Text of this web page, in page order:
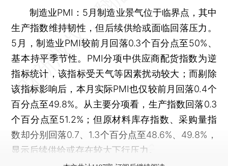
制造业PMI：5月制造业景气位于临界点，其中
生产指数维持韧性，但后续供给或面临回落压力。
5月，制造业PMI较前月回落0.3个百分点至50%、
基本持平季节性。PMI分项中供应商配货指数为逆
指标统计，该指标受天气等因素扰动较大；而剔除
该指标影响后，本月实际PMI也仅较前月回落0.4个
百分点至49.8%。从主要分项看，生产指数回落0.3
个百分点至51.2%；但原材料库存指数、采购量指
数却分别回落0.7、1.3个百分点至48.6%、49.8%，
显示后续供给或存在较大下行压力。